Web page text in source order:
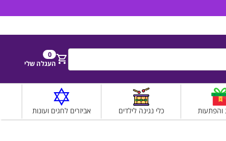
חפש0
העגלה שלי
והפתעות כלי נגינה לילדים אביזרים לחגים ועונות